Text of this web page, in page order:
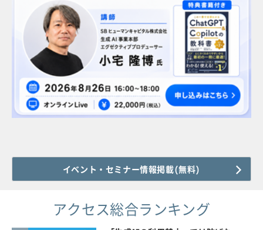
イベント・セミナー情報掲載(無料)
アクセス総合ランキング